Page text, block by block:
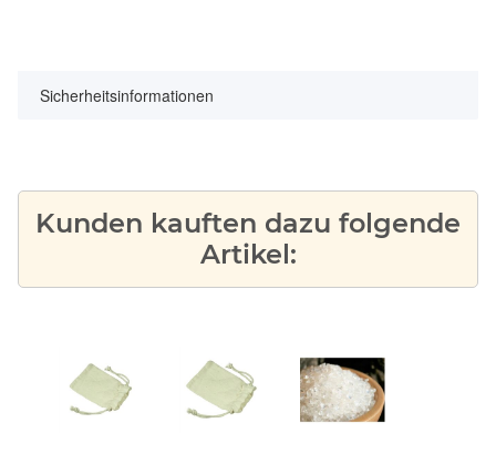
Sicherheitsinformationen
Kunden kauften dazu folgende
Artikel: